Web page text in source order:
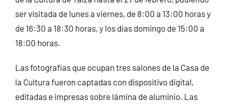
ser visitada de lunes a viernes, de 8:00 a 13:00 horas y
de 16:30 a 18:30 horas, y los días domingo de 15:00 a
18:00 horas.
Las fotografías que ocupan tres salones de la Casa de
la Cultura fueron captadas con dispositivo digital,
editadas e impresas sobre lámina de aluminio. Las